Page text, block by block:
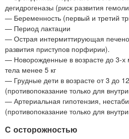
дегидрогеназы (риск развития
— Беременность (первый и третий
— Период лактации
— Острая интермиттирующая
развития приступов порфирии).
— Новорожденные в возрасте до 3-х
тела менее 5 кг
— Грудные дети в возрасте от 3 до
(противопоказание только для
— Артериальная гипотензия,
(противопоказание только для
С осторожностью